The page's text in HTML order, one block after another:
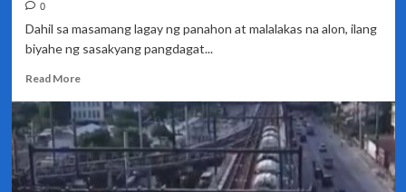
0
Dahil sa masamang lagay ng panahon at malalakas na alon, ilang
biyahe ng sasakyang pangdagat...
Read MoreRead
about
Ilang
biyahe
ng
sasakyang